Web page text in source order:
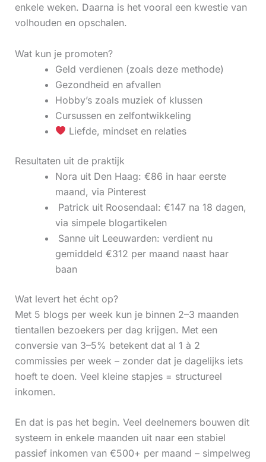
enkele weken. Daarna is het vooral een kwestie van
volhouden en opschalen.
Wat kun je promoten?
Geld verdienen (zoals deze methode)
Gezondheid en afvallen
Hobby’s zoals muziek of klussen
Cursussen en zelfontwikkeling
Liefde, mindset en relaties
Resultaten uit de praktijk
Nora uit Den Haag: €86 in haar eerste
maand, via Pinterest
‍ Patrick uit Roosendaal: €147 na 18 dagen,
via simpele blogartikelen
‍ Sanne uit Leeuwarden: verdient nu
gemiddeld €312 per maand naast haar
baan
Wat levert het écht op?
Met 5 blogs per week kun je binnen 2–3 maanden
tientallen bezoekers per dag krijgen. Met een
conversie van 3–5% betekent dat al 1 à 2
commissies per week – zonder dat je dagelijks iets
hoeft te doen. Veel kleine stapjes = structureel
inkomen.
En dat is pas het begin. Veel deelnemers bouwen dit
systeem in enkele maanden uit naar een stabiel
passief inkomen van €500+ per maand – simpelweg